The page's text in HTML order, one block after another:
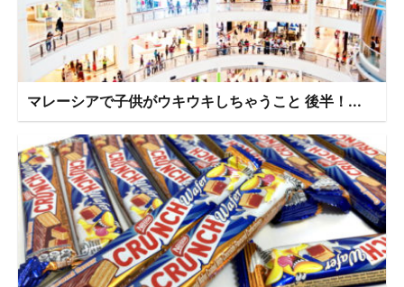
マレーシアで子供がウキウキしちゃうこと 後半！...